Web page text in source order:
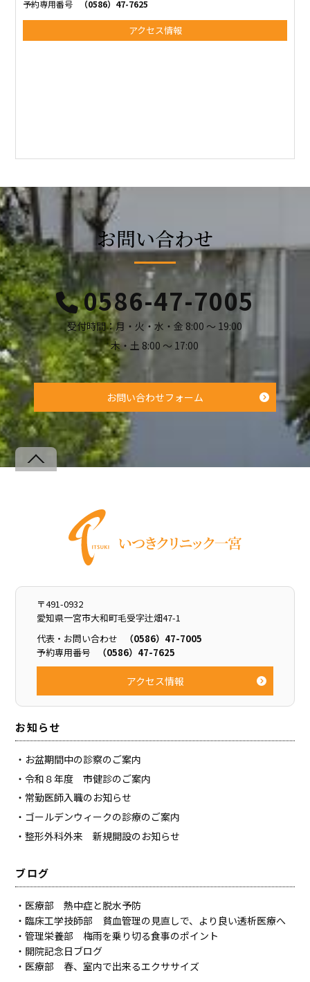
予約専用番号
（0586）47-7625
アクセス情報
お問い合わせ
0586-47-7005
受付時間：月・火・水・金 8:00 ～ 19:00
木・土 8:00 ～ 17:00
お問い合わせフォーム
Back
〒491-0932
愛知県一宮市大和町毛受字辻畑47-1
代表・お問い合わせ
（0586）47-7005
予約専用番号
（0586）47-7625
アクセス情報
お知らせ
お盆期間中の診察のご案内
令和８年度 市健診のご案内
常勤医師入職のお知らせ
ゴールデンウィークの診療のご案内
整形外科外来 新規開設のお知らせ
ブログ
医療部 熱中症と脱水予防
臨床工学技師部 貧血管理の見直しで、より良い透析医療へ
管理栄養部 梅雨を乗り切る食事のポイント
開院記念日ブログ
医療部 春、室内で出来るエクササイズ